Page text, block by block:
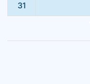
31